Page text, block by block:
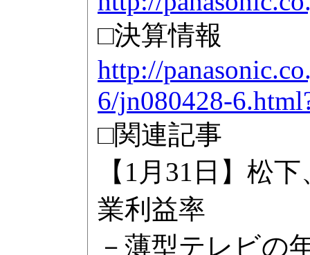
□決算情報
http://
6/jn080428-
□関連記事
【1月31日】松
業利益率
－薄型テレビの